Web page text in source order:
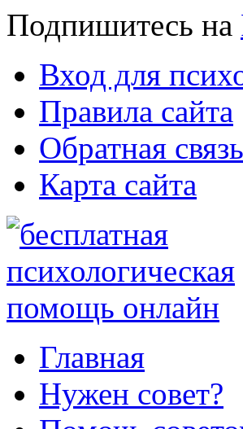
Подпишитесь на
Вход для
Правила сайта
Обратная связь
Карта сайта
Главная
Нужен совет?